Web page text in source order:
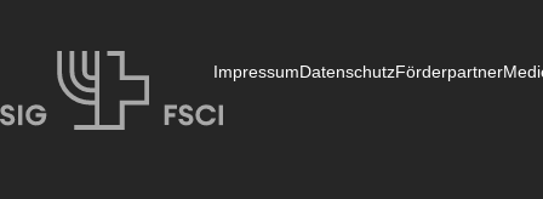
ImpressumDatenschutzFörderpartner